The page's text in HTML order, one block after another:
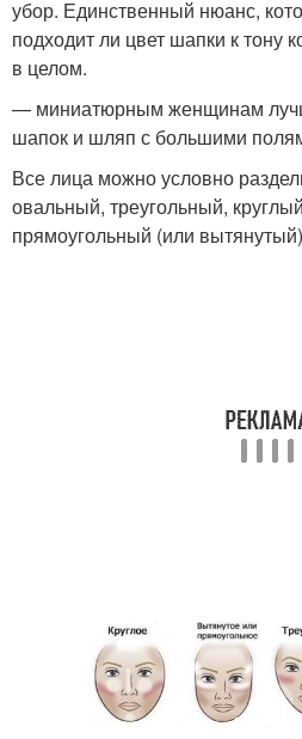
убор. Единственный нюанс,
подходит ли цвет шапки к тону
в целом.
— миниатюрным женщинам
шапок и шляп с большими
Все лица можно условно
овальный, треугольный,
прямоугольный (или